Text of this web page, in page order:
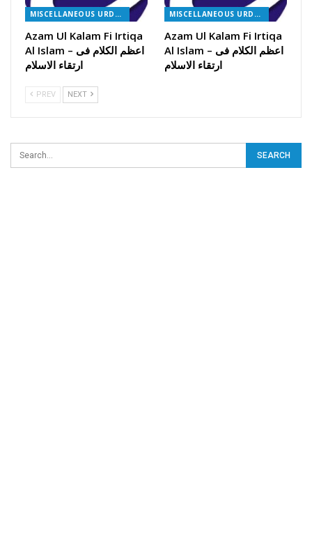
MISCELLANEOUS URDU BOOKS
Azam Ul Kalam Fi Irtiqa
Al Islam – اعظم الکلام فی
ارتقاء الاسلام
MISCELLANEOUS URDU BOOKS
Azam Ul Kalam Fi Irtiqa
Al Islam – اعظم الکلام فی
ارتقاء الاسلام
PREV NEXT